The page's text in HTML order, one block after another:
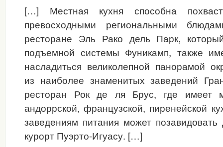
[…] Местная кухня способна
превосходными региональными
ресторане Эль Рако дель Парк,
подъемной системы Фуникамп, также
насладиться великолепной панорамой
из наиболее знаменитых заведений
ресторан Рок де ля Брус, где имеет
андоррской, французской, пиренейской
заведениям питания может позавидовать
курорт Пуэрто-Игуасу. […]